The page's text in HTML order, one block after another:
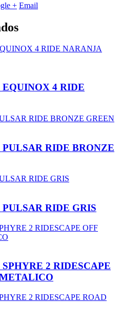
+ Email
4 RIDE
RIDE BRONZE
RIDE GRIS
2 RIDESCAPE